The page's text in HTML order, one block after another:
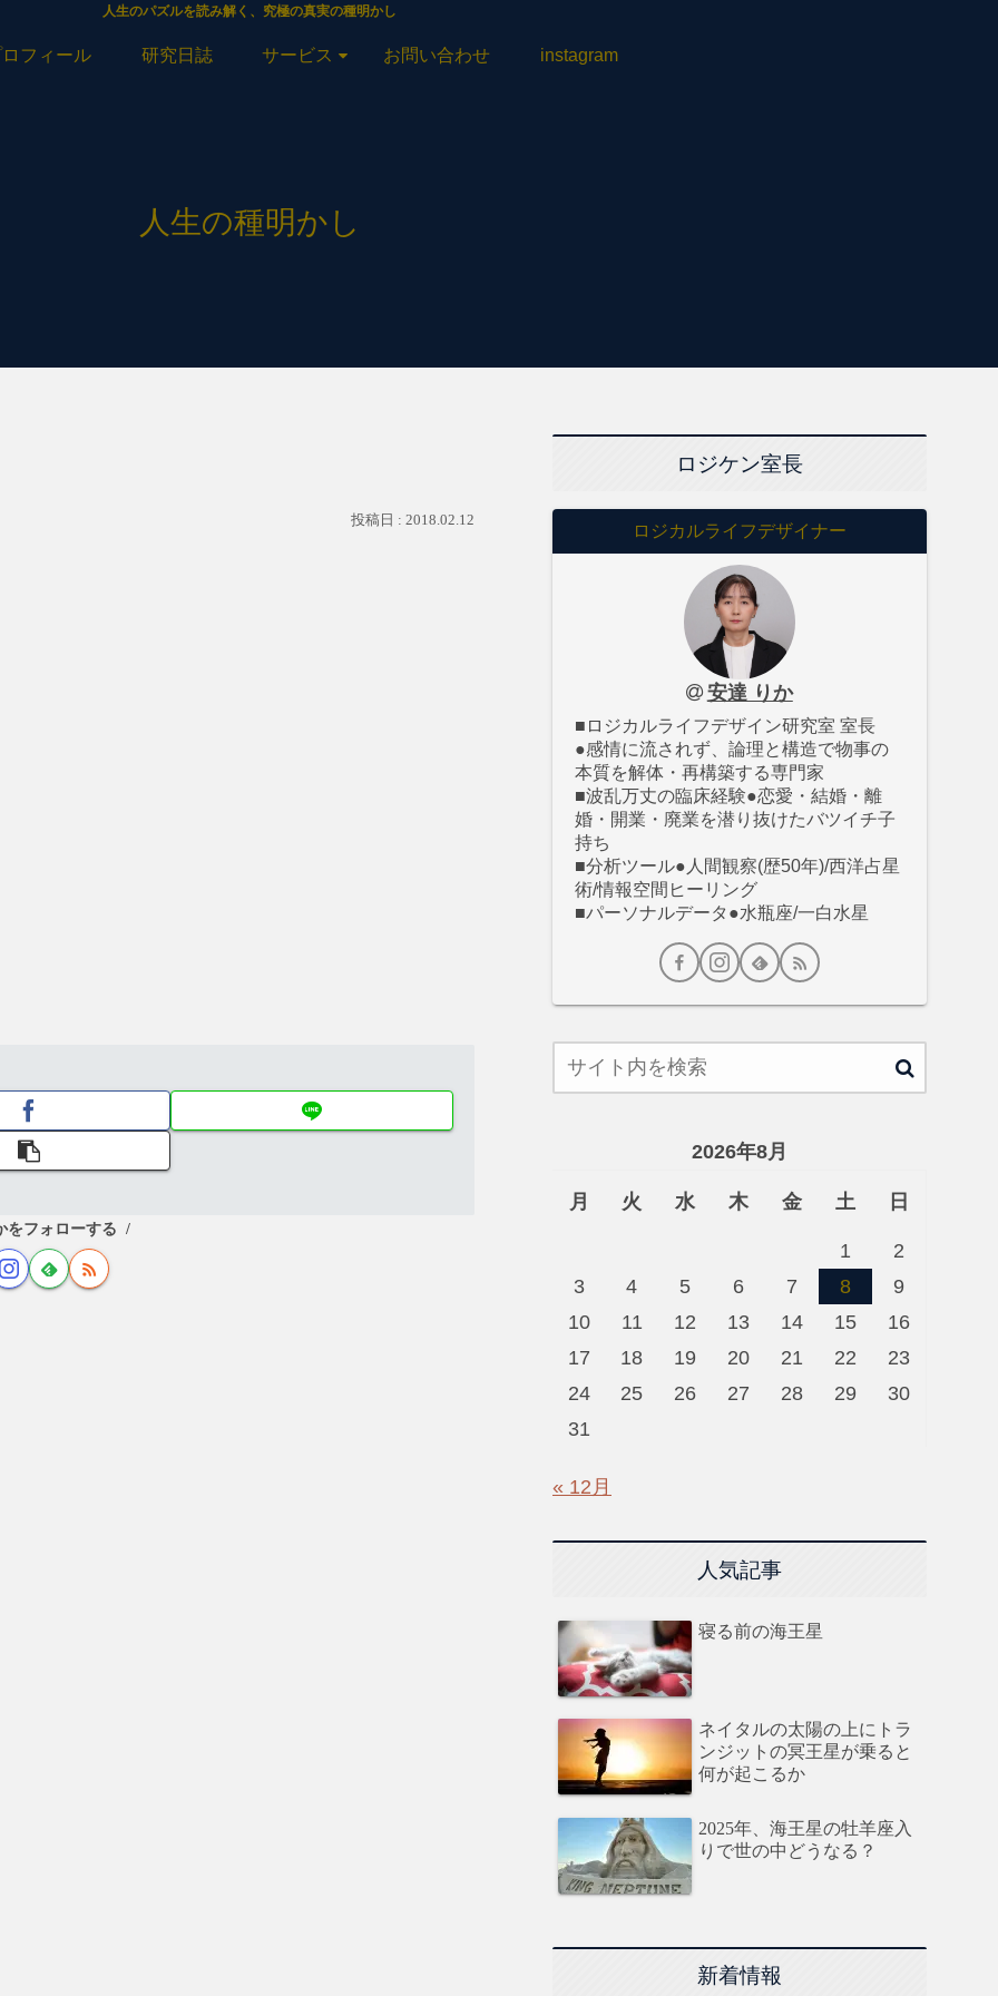
人生の種明かし
人生のパズルを読み解く、究極の真実の種明かし
フィール 研究日誌 サービス お問い合わせ instagram
2018.02.12
をフォローする
ロジケン室長
ロジカルライフデザイナー
安達 りか
■ロジカルライフデザイン研究室 室長
●感情に流されず、論理と構造で物事の
本質を解体・再構築する専門家
■波乱万丈の臨床経験●恋愛・結婚・離
婚・開業・廃業を潜り抜けたバツイチ子
持ち
■分析ツール●人間観察(歴50年)/西洋占星
術/情報空間ヒーリング
■パーソナルデータ●水瓶座/一白水星
2026年8月
月 火 水 木 金 土 日
1
2
3
4 5 6 7 8
9
10
11 12 13 14 15
16
17
18 19 20 21 22
23
24
25 26 27 28 29
30
31
« 12月
人気記事
寝る前の海王星
ネイタルの太陽の上にトラ
ンジットの冥王星が乗ると
何が起こるか
2025年、海王星の牡羊座入
りで世の中どうなる？
新着情報